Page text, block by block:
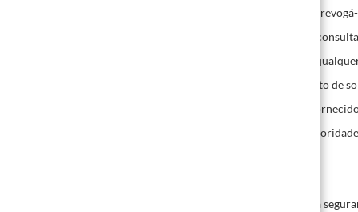
Se deu consentimento para o uso dos dados, pode
Por favor, dirija todos os pedidos de informação,
Pode solicitar-nos a eliminação dos seus dados a
Se os seus dados estiverem incorretos, tem o direito de
Tem o direito de receber os seus dados pessoais
Tem o direito de apresentar uma reclamação à
Mantemos medidas técnicas atuais para garantir a